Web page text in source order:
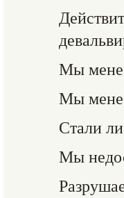
Мы
Мы
Стали
Мы